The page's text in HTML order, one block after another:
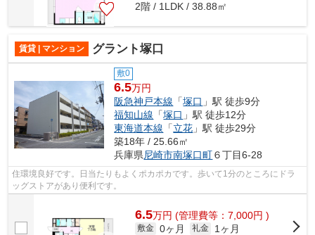
2階 / 1LDK / 38.88㎡
賃貸 | マンション グラント塚口
敷0
6.5万円
阪急神戸本線 「塚口 」駅 徒歩9分
福知山線 「塚口 」駅 徒歩12分
東海道本線 「立花 」駅 徒歩29分
築18年 / 25.66㎡
兵庫県尼崎市南塚口町６丁目6-28
住環境良好です。日当たりもよくポカポカです。歩いて1分のところにドラ
ッグストアがあり便利です。
6.5万円 (管理費等：7,000円 )
敷金 0ヶ月 礼金
1ヶ月